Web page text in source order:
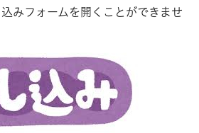
みフォームを開くことができませ